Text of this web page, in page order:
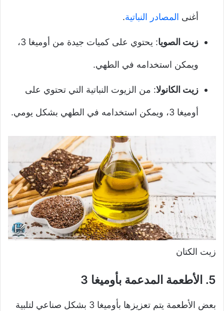
أغنى المصادر النباتية.
زيت الصويا : يحتوي على كميات جيدة من أوميغا 3،
ويمكن استخدامه في الطهي.
زيت الكانولا: من الزيوت النباتية التي تحتوي على
أوميغا 3، ويمكن استخدامه في الطهي بشكل يومي.
زيت الكتان
5. الأطعمة المدعمة بأوميغا 3
بعض الأطعمة يتم تعزيزها بأوميغا 3 بشكل صناعي لتلبية